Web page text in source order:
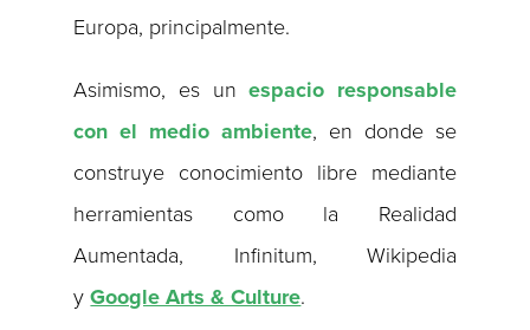
Europa, principalmente.
Asimismo, es unespacio responsable
con el medio ambiente, en donde se
construye conocimiento libre mediante
herramientas como la Realidad
Aumentada, Infinitum, Wikipedia
yGoogle Arts & Culture.